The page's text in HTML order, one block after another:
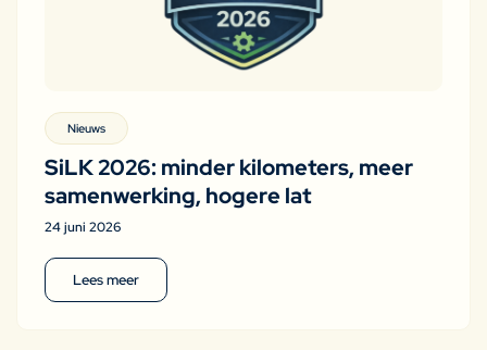
Nieuws
SiLK 2026: minder kilometers, meer
samenwerking, hogere lat
24 juni 2026
Lees meer